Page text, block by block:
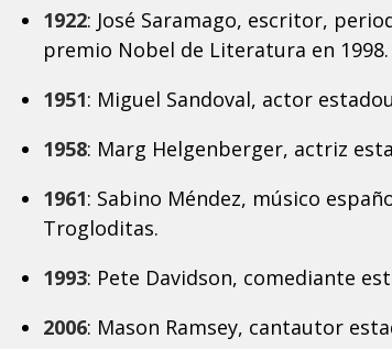
1922: José Saramago, escritor,
premio Nobel de Literatura en 1998.
1951: Miguel Sandoval, actor
1958: Marg Helgenberger, actriz
1961: Sabino Méndez, músico
Trogloditas.
1993: Pete Davidson, comediante
2006: Mason Ramsey, cantautor